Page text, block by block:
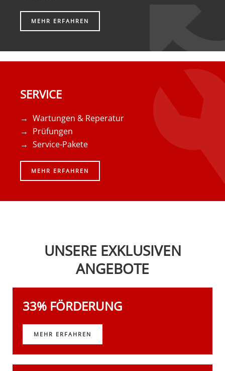
MEHR ERFAHREN
SERVICE
Wartungen & Reperatur
Prüfungen
Service-Pakete
MEHR ERFAHREN
UNSERE EXKLUSIVEN
ANGEBOTE
33% FÖRDERUNG
MEHR ERFAHREN